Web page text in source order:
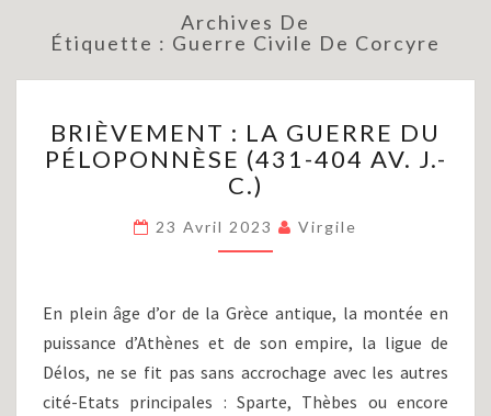
Archives De
Étiquette : Guerre Civile De Corcyre
LA
GUERRE
PÉLOPONNÈSE
(431-
AV.
J.-
C.)
BRIÈVEMENT : LA GUERRE DU
PÉLOPONNÈSE (431-404 AV. J.-
C.)
23 Avril 2023 Virgile
En plein âge d’or de la Grèce antique, la montée en
puissance d’Athènes et de son empire, la ligue de
Délos, ne se fit pas sans accrochage avec les autres
cité-Etats principales : Sparte, Thèbes ou encore